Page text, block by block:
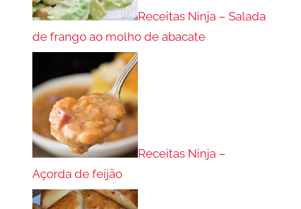
Receitas Ninja – Salada
de frango ao molho de abacate
Receitas Ninja –
Açorda de feijão